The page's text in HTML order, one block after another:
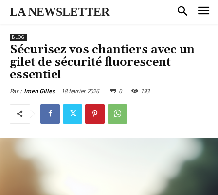
LA NEWSLETTER
BLOG
Sécurisez vos chantiers avec un
gilet de sécurité fluorescent
essentiel
Par : Imen Gilles 18 février 2026 0 193